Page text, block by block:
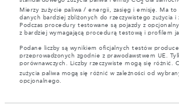
2
Mierzy zużycie paliwa / energii, zasięg i emisję. Ma
danych bardziej zbliżonych do rzeczywistego zużycia i
Podczas procedury testowane są pojazdy z
z bardziej wymagającą procedurą testową i profilem
Podane liczby są wynikiem oficjalnych testów
przeprowadzonych zgodnie z prawodawstwem UE.
porównawczych. Liczby rzeczywiste mogą się różnić.
zużycia paliwa mogą się różnić w zależności od
opcjonalnego.